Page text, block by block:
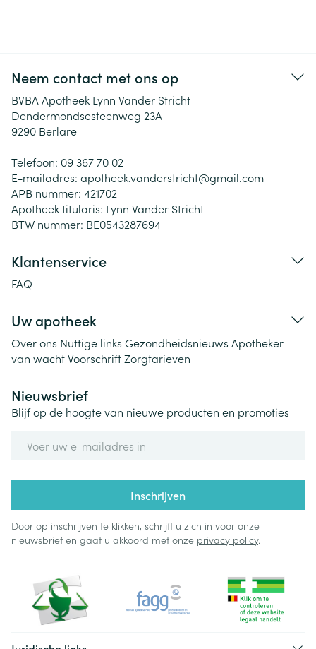
Neem contact met ons op
BVBA Apotheek Lynn Vander Stricht
Dendermondsesteenweg 23A
9290 Berlare
Telefoon: 09 367 70 02
E-mailadres: apotheek.vanderstricht@gmail.com
APB nummer: 421702
Apotheek titularis: Lynn Vander Stricht
BTW nummer: BE0543287694
Klantenservice
FAQ
Uw apotheek
Over ons Nuttige links Gezondheidsnieuws Apotheker
van wachtVoorschriftZorgtarieven
Nieuwsbrief
Blijf op de hoogte van nieuwe producten en promoties
Inschrijven
Door op inschrijven te klikken, schrijft u zich in voor onze
nieuwsbrief en gaat u akkoord met onze privacy policy.